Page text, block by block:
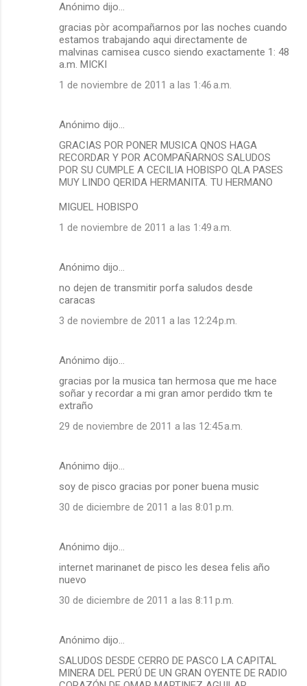
Anónimo dijo…
gracias pòr acompañarnos por las noches cuando
estamos trabajando aqui directamente de
malvinas camisea cusco siendo exactamente 1: 48
a.m. MICKI
1 de noviembre de 2011 a las 1:46 a.m.
Anónimo dijo…
GRACIAS POR PONER MUSICA QNOS HAGA
RECORDAR Y POR ACOMPAÑARNOS SALUDOS
POR SU CUMPLE A CECILIA HOBISPO QLA PASES
MUY LINDO QERIDA HERMANITA. TU HERMANO
MIGUEL HOBISPO
1 de noviembre de 2011 a las 1:49 a.m.
Anónimo dijo…
no dejen de transmitir porfa saludos desde
caracas
3 de noviembre de 2011 a las 12:24 p.m.
Anónimo dijo…
gracias por la musica tan hermosa que me hace
soñar y recordar a mi gran amor perdido tkm te
extraño
29 de noviembre de 2011 a las 12:45 a.m.
Anónimo dijo…
soy de pisco gracias por poner buena music
30 de diciembre de 2011 a las 8:01 p.m.
Anónimo dijo…
internet marinanet de pisco les desea felis año
nuevo
30 de diciembre de 2011 a las 8:11 p.m.
Anónimo dijo…
SALUDOS DESDE CERRO DE PASCO LA CAPITAL
MINERA DEL PERÚ DE UN GRAN OYENTE DE RADIO